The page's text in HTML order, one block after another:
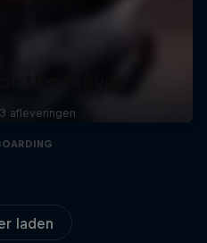
the Mayas
afleveringen
laden